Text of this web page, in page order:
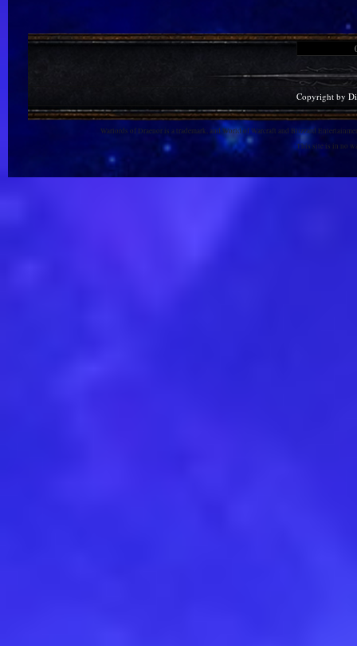
Copyright by
Warlords of Draenor is a trademark, and World of Warcraft and Blizzard
This site is in no